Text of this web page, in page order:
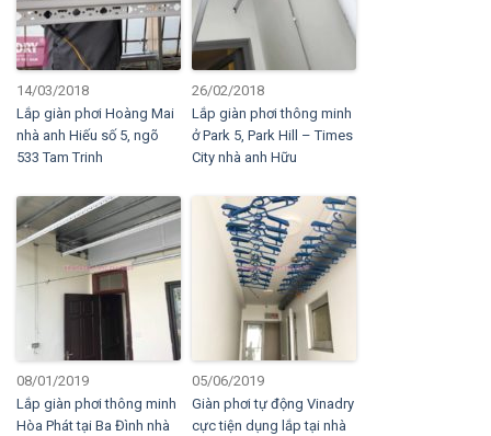
14/03/2018
Lắp giàn phơi Hoàng Mai
nhà anh Hiếu số 5, ngõ
533 Tam Trinh
26/02/2018
Lắp giàn phơi thông minh
ở Park 5, Park Hill – Times
City nhà anh Hữu
08/01/2019
Lắp giàn phơi thông minh
Hòa Phát tại Ba Đình nhà
05/06/2019
Giàn phơi tự động Vinadry
cực tiện dụng lắp tại nhà